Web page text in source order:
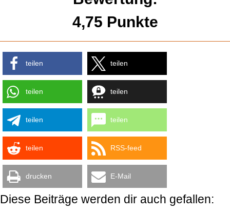
4,75 Punkte
teilen teilen
teilen teilen
teilen teilen
teilen RSS-feed
drucken E-Mail
Diese Beiträge werden dir auch gefallen: